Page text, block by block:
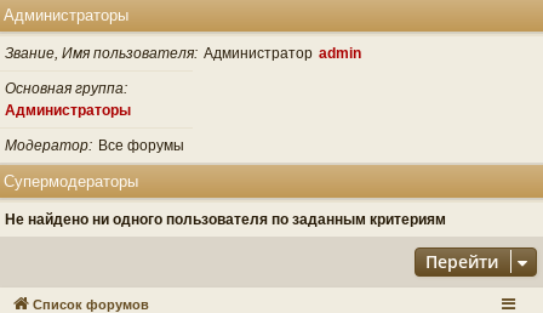
ел
и
Администраторы
Звание, Имя пользователя Администратор admin
Основная группа
Администраторы
Модератор Все форумы
Супермодераторы
Не найдено ни одного пользователя по заданным критериям
Перейти
Список форумов